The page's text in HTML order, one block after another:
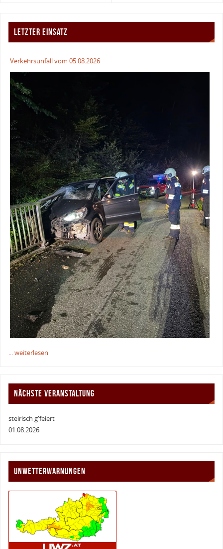
LETZTER EINSATZ
Verkehrsunfall vom 05.08.2026
... weiterlesen
NÄCHSTE VERANSTALTUNG
steirisch g'feiert
01.08.2026
UNWETTERWARNUNGEN